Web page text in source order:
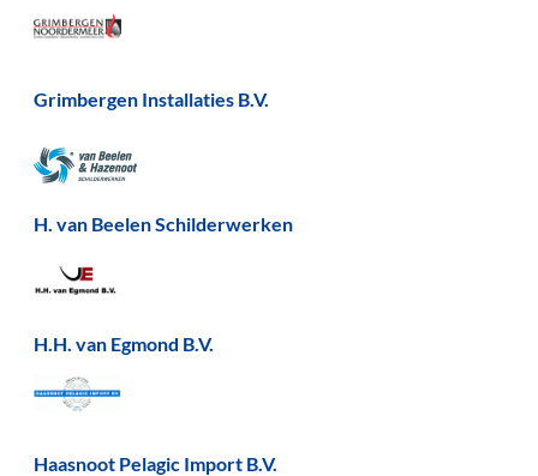
Grimbergen Installaties B.V.
H. van Beelen Schilderwerken
H.H. van Egmond B.V.
Haasnoot Pelagic Import B.V.